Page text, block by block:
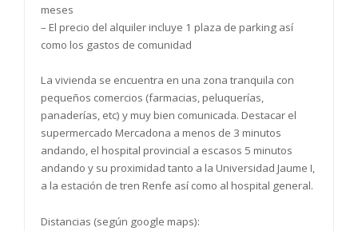
meses
– El precio del alquiler incluye 1 plaza de parking así
como los gastos de comunidad
La vivienda se encuentra en una zona tranquila con
pequeños comercios (farmacias, peluquerías,
panaderías, etc) y muy bien comunicada. Destacar el
supermercado Mercadona a menos de 3 minutos
andando, el hospital provincial a escasos 5 minutos
andando y su proximidad tanto a la Universidad Jaume I,
a la estación de tren Renfe así como al hospital general.
Distancias (según google maps):